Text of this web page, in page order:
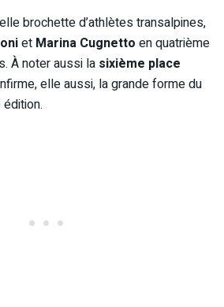
brochette d’athlètes transalpines,
et Marina Cugnetto en quatrième
À noter aussi la sixième place
elle aussi, la grande forme du